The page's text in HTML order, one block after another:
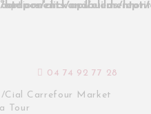
in
wp-content/plugins/trx_addons/components/
04 74 92 77 28
Cial Carrefour Market
Tour